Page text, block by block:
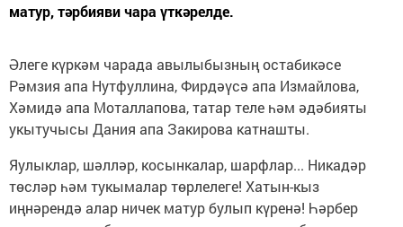
матур, тәрбияви чара үткәрелде.
Әлеге күркәм чарада авылыбызның остабикәсе
Рәмзия апа Нутфуллина, Фирдәүсә апа Измайлова,
Хәмидә апа Моталлапова, татар теле һәм әдәбияты
укытучысы Дания апа Закирова катнашты.
Яулыклар, шәлләр, косынкалар, шарфлар... Никадәр
төсләр һәм тукымалар төрлелеге! Хатын-кыз
иңнәрендә алар ничек матур булып күренә! Һәрбер